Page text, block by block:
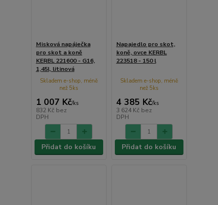
Misková napáječka
pro skot a koně
KERBL 221600 - G16,
1,45l, litinová
1 007 Kč/ks
832 Kč bez
DPH
Skladem e-shop, méně
než 5ks
Přidat do košíku
Napajedlo pro skot,
koně, ovce KERBL
223518 - 150 l
4 385 Kč/ks
3 624 Kč bez
DPH
Skladem e-shop, méně
než 5ks
Přidat do košíku